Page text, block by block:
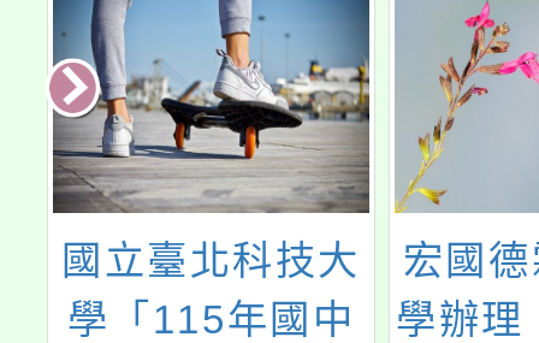
國立臺北科技大
學「115年國中
宏國
學辦理